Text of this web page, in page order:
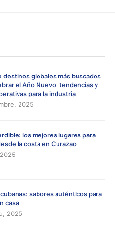
destinos globales más buscados
el Año Nuevo: tendencias y
para la industria
2025
los mejores lugares para
la costa en Curazao
sabores auténticos para
casa
2025